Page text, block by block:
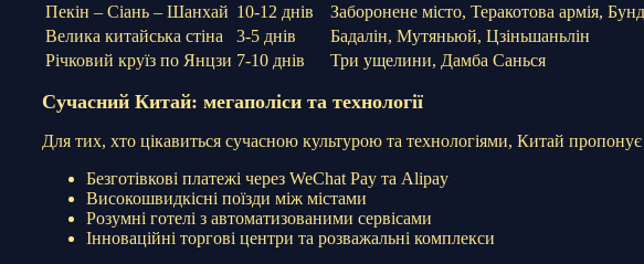
Пекін – Сіань – Шанхай 10-12 днів
Заборонене місто, Теракотова армія, Бунд
Велика китайська стіна
3-5 днів
Бадалін, Мутяньюй, Цзіньшаньлін
Річковий круїз по Янцзи 7-10 днів Три ущелини, Дамба Санься
Сучасний Китай: мегаполіси та технології
Для тих, хто цікавиться сучасною культурою та технологіями, Китай пропонує
Безготівкові платежі через WeChat Pay та Alipay
Високошвидкісні поїзди між містами
Розумні готелі з автоматизованими сервісами
Інноваційні торгові центри та розважальні комплекси